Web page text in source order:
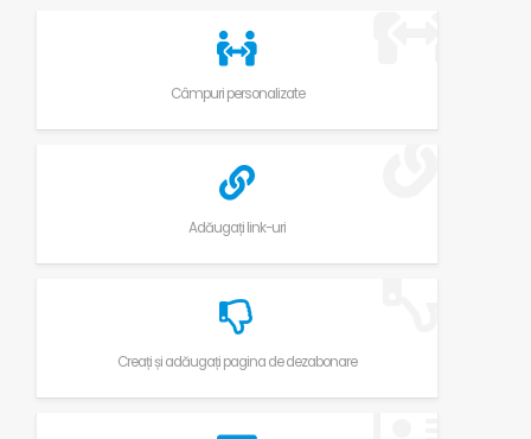
Câmpuri personalizate
Adăugați link-uri
Creați și adăugați pagina de dezabonare